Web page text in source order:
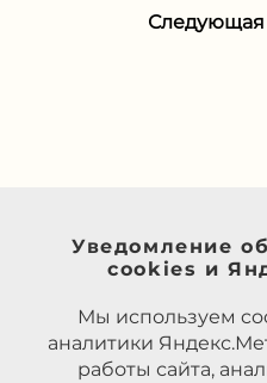
Следующая
Уведомление
cookies и
Мы используем
аналитики
работы сайта,